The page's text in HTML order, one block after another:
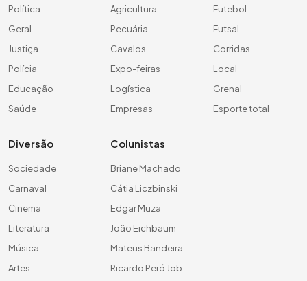
Política
Geral
Justiça
Polícia
Educação
Saúde
Agricultura
Pecuária
Cavalos
Expo-feiras
Logística
Empresas
Futebol
Futsal
Corridas
Local
Grenal
Esporte total
Diversão
Sociedade
Carnaval
Cinema
Literatura
Música
Artes
Colunistas
Briane Machado
Cátia Liczbinski
Edgar Muza
João Eichbaum
Mateus Bandeira
Ricardo Peró Job